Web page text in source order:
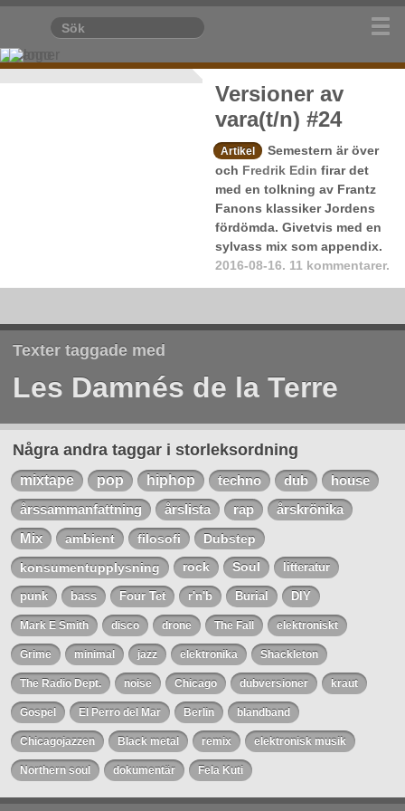
Versioner av
vara(t/n) #24
Artikel
Semestern är över
och Fredrik Edin firar det
med en tolkning av Frantz
Fanons klassiker Jordens
fördömda. Givetvis med en
sylvass mix som appendix.
2016-08-16. 11 kommentarer.
Texter taggade med
Les Damnés de la Terre
Några andra taggar i storleksordning
mixtape pop hiphop techno dub house
årssammanfattning årslista rap
årskrönika
Mix
ambient filosofi
Dubstep
konsumentupplysning
rock Soul litteratur
punk bass Four Tet r'n'b Burial DIY
Mark E Smith disco drone The Fall elektroniskt
Grime minimal jazz elektronika Shackleton
The Radio Dept. noise Chicago dubversioner kraut
Gospel El Perro del Mar Berlin blandband
Chicagojazzen Black metal remix elektronisk musik
Northern soul dokumentär Fela Kuti